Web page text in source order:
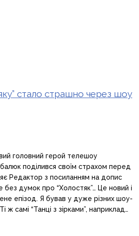
стало страшно через шоу
головний герой телешоу
поділився своїм страхом перед
Редактор з посиланням на допис
без думок про “Холостяк”… Це новий і
епізод. Я бував у дуже різних шоу-
ж самі “Танці з зірками”, наприклад…